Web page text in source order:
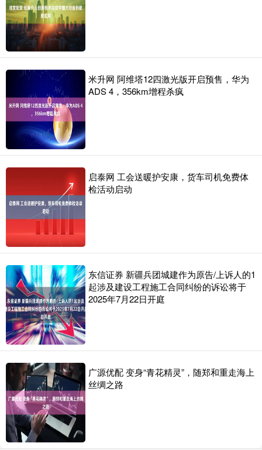
米升网 阿维塔12四激光版开启预售，华为
ADS 4，356km增程杀疯
启泰网 工会送暖护安康，货车司机免费体
检活动启动
东信证券 新疆兵团城建作为原告/上诉人的1
起涉及建设工程施工合同纠纷的诉讼将于
2025年7月22日开庭
广源优配 变身“青花精灵”，随郑和重走海上
丝绸之路